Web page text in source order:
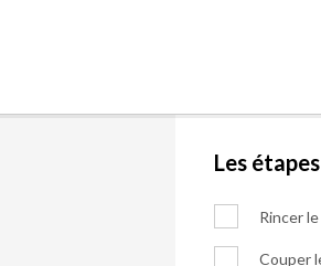
Les étapes
Rincer
Couper